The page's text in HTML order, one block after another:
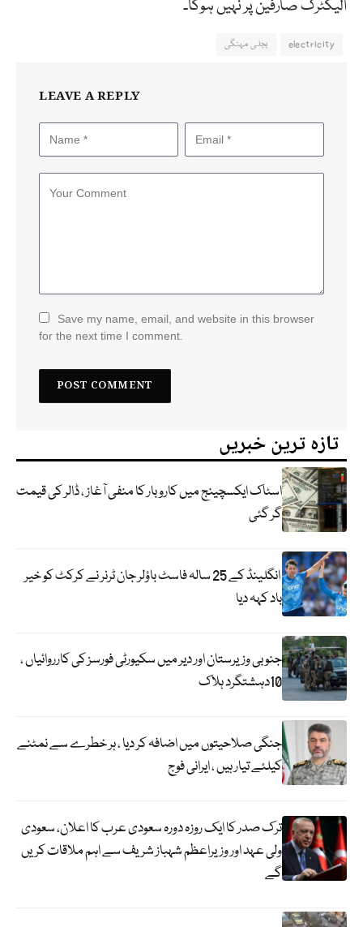
الیکٹرک صارفین پر نہیں ہوگا۔
electricity بجلی مہنگی
LEAVE A REPLY
Save my name, email, and website in this browser
for the next time I comment.
تازہ ترین خبریں
اسٹاک ایکسچینج میں کاروبار کا منفی آغاز ، ڈالر کی قیمت
گر گئی
انگلینڈ کے 25 سالہ فاسٹ باؤلر جان ٹرنر نے کرکٹ کو خیر
باد کہہ دیا
جنوبی وزیرستان اور دیر میں سکیورٹی فورسز کی کارروائیاں ،
10دہشتگرد ہلاک
جنگی صلاحیتوں میں اضافہ کر دیا ، ہر خطرے سے نمٹنے
کیلئے تیار ہیں ، ایرانی فوج
ترک صدر کا ایک روزہ دورہ سعودی عرب کا اعلان، سعودی
ولی عہد اور وزیراعظم شہباز شریف سے اہم ملاقات کریں
گے